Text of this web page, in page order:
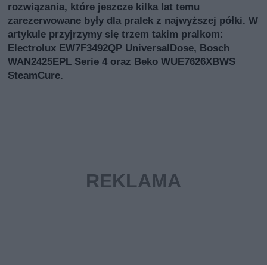
rozwiązania, które jeszcze kilka lat temu
zarezerwowane były dla pralek z najwyższej półki. W
artykule przyjrzymy się trzem takim pralkom:
Electrolux EW7F3492QP UniversalDose, Bosch
WAN2425EPL Serie 4 oraz Beko WUE7626XBWS
SteamCure.